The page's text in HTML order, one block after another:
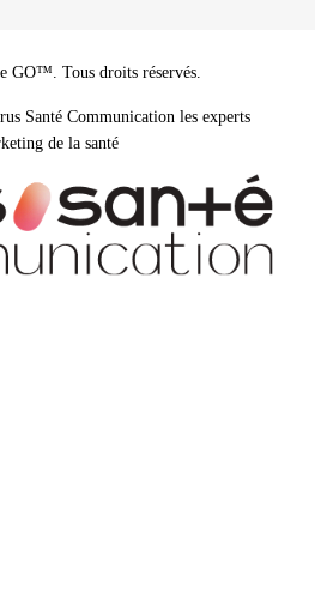
GO™. Tous droits réservés.
Santé Communication les experts
de la santé